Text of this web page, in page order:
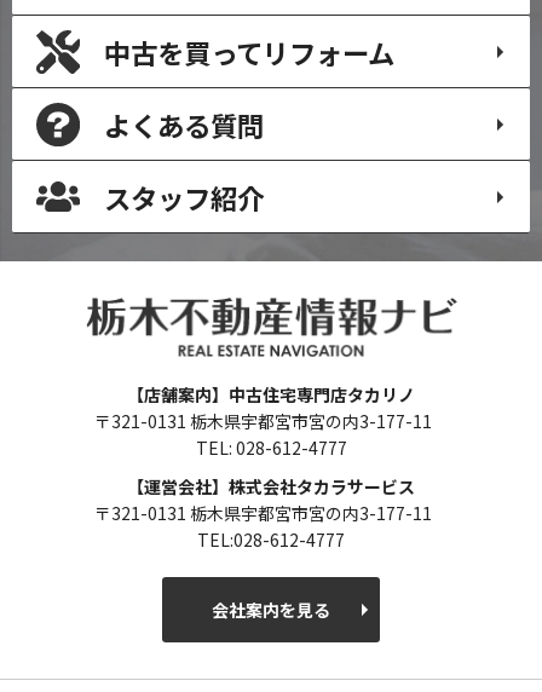
中古を買ってリフォーム
よくある質問
スタッフ紹介
【店舗案内】中古住宅専門店タカリノ
〒321-0131 栃木県宇都宮市宮の内3-177-11
TEL: 028-612-4777
【運営会社】株式会社タカラサービス
〒321-0131 栃木県宇都宮市宮の内3-177-11
TEL:028-612-4777
会社案内を見る